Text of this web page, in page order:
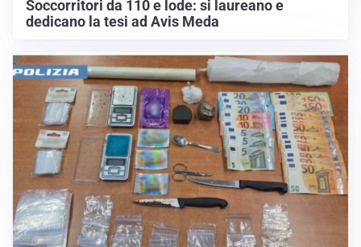
Soccorritori da 110 e lode: si laureano e
dedicano la tesi ad Avis Meda